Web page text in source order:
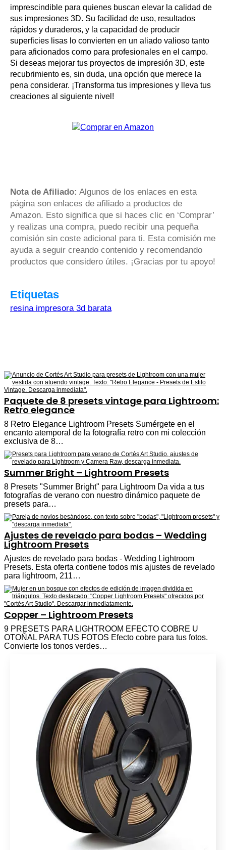
imprescindible para quienes buscan elevar la calidad de
sus impresiones 3D. Su facilidad de uso, resultados
rápidos y duraderos, y la capacidad de producir
superficies lisas lo convierten en un aliado valioso tanto
para aficionados como para profesionales en el campo.
Si deseas mejorar tus proyectos de impresión 3D, este
recubrimiento es, sin duda, una opción que merece la
pena considerar. ¡Transforma tus impresiones y lleva tus
creaciones al siguiente nivel!
Nota de Afiliado: Algunos de los enlaces en esta
página son enlaces de afiliado a productos de
Amazon. Esto significa que si haces clic en ‘Comprar’
y realizas una compra, puedo recibir una pequeña
comisión sin coste adicional para ti. Esta comisión me
ayuda a seguir creando contenido y recomendando
productos que considero útiles. ¡Gracias por tu apoyo!
Etiquetas
resina impresora 3d barata
Paquete de 8 presets vintage para Lightroom:
Retro elegance
8 Retro Elegance Lightroom Presets Sumérgete en el
encanto atemporal de la fotografía retro con mi colección
exclusiva de 8…
Summer Bright – Lightroom Presets
8 Presets "Summer Bright" para Lightroom Da vida a tus
fotografías de verano con nuestro dinámico paquete de
presets para…
Ajustes de revelado para bodas – Wedding
Lightroom Presets
Ajustes de revelado para bodas - Wedding Lightroom
Presets. Esta oferta contiene todos mis ajustes de revelado
para lightroom, 211…
Copper – Lightroom Presets
9 PRESETS PARA LIGHTROOM EFECTO COBRE U
OTOÑAL PARA TUS FOTOS Efecto cobre para tus fotos.
Convierte los tonos verdes…